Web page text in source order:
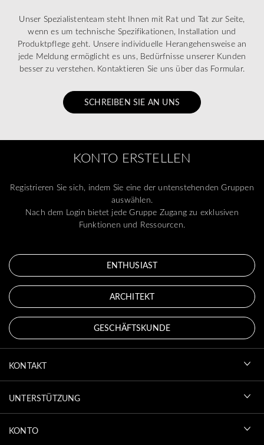
Unser Spezialistenteam steht Ihnen mit Rat und Tat zur Seite,
wenn es um technische Spezifikationen, Installation und
Produktpflege geht. Unsere individuelle Herangehensweise an
jede Meldung ermöglicht es uns, Bedürfnisse unserer Kunden
besser zu verstehen. Kontaktieren Sie uns über das Formular.
SCHREIBEN SIE AN UNS
KONTO ERSTELLEN
Registrieren Sie sich, indem Sie eine der untenstehenden Gruppen
auswählen.
Nach dem Login bietet jede Gruppe Zugang zu exklusiven
Funktionen und Ressourcen.
ENTHUSIAST
ARCHITEKT
GESCHÄFTSKUNDE
KONTAKT
UNTERSTÜTZUNG
KONTO